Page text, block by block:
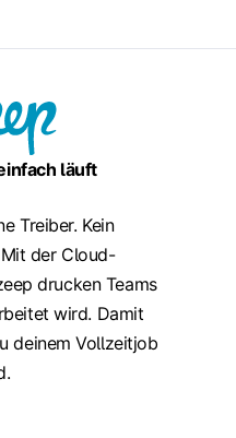
läuft
Treiber. Kein
der Cloud-
drucken Teams
wird. Damit
deinem Vollzeitjob